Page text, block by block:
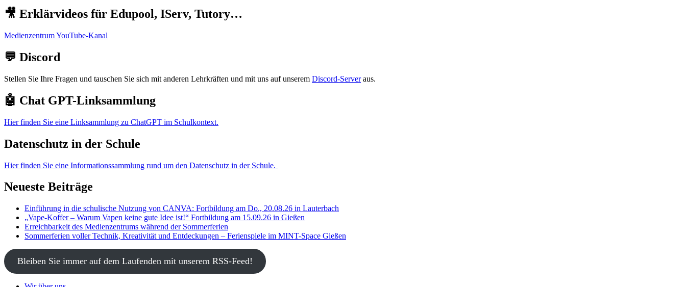
🎥 Erklärvideos für Edupool, IServ, Tutory…
Medienzentrum YouTube-Kanal
💬 Discord
Stellen Sie Ihre Fragen und tauschen Sie sich mit anderen Lehrkräften und mit uns auf unserem Discord-Serveraus.
🤖 Chat GPT-Linksammlung
Hier finden Sie eine Linksammlung zu ChatGPT im Schulkontext.
Datenschutz in der Schule
Hier finden Sie eine Informationssammlung rund um den Datenschutz in der Schule.
Neueste Beiträge
Einführung in die schulische Nutzung von CANVA: Fortbildung am Do., 20.08.26 in Lauterbach
„Vape-Koffer – Warum Vapen keine gute Idee ist!“ Fortbildung am 15.09.26 in Gießen
Erreichbarkeit des Medienzentrums während der Sommerferien
Sommerferien voller Technik, Kreativität und Entdeckungen – Ferienspiele im MINT-Space Gießen
Bleiben Sie immer auf dem Laufenden mit unserem RSS-Feed!